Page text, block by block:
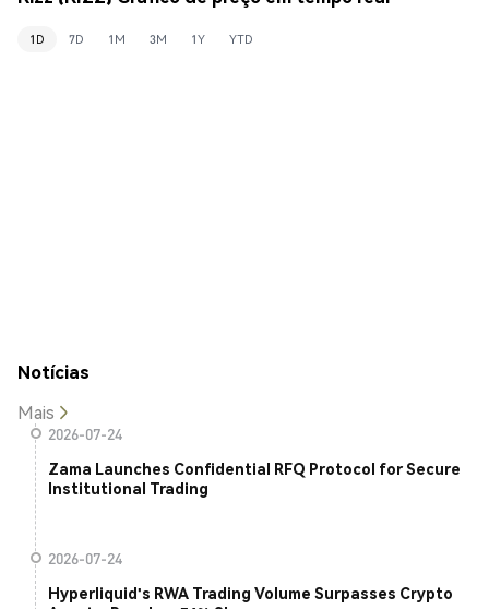
1D 7D 1M 3M 1Y YTD
Notícias
Mais
2026-07-24
Zama Launches Confidential RFQ Protocol for Secure
Institutional Trading
2026-07-24
Hyperliquid's RWA Trading Volume Surpasses Crypto